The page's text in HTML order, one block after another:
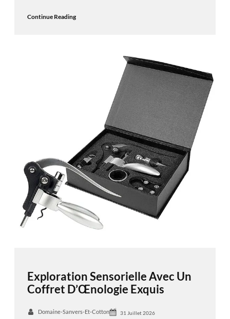
Continue Reading
Exploration Sensorielle Avec Un
Coffret D’Œnologie Exquis
Domaine-Sanvers-Et-Cotton 31 Juillet 2026